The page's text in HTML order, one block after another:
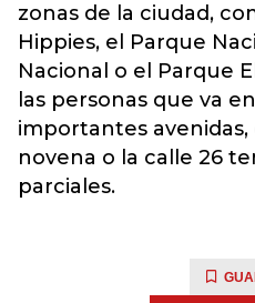
zonas de la ciudad,
Hippies, el Parque
Nacional o el Parque
las personas que va
importantes avenidas,
novena o la calle 26
parciales.